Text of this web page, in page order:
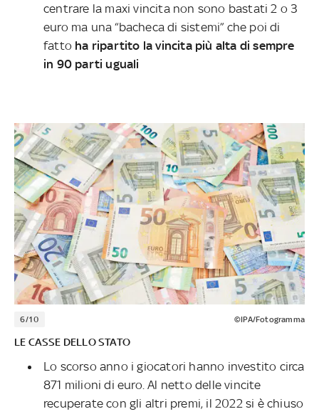
centrare la maxi vincita non sono bastati 2 o 3
euro ma una “bacheca di sistemi” che poi di
fatto ha ripartito la vincita più alta di sempre
in 90 parti uguali
6/10 ©IPA/Fotogramma
LE CASSE DELLO STATO
Lo scorso anno i giocatori hanno investito circa
871 milioni di euro. Al netto delle vincite
recuperate con gli altri premi, il 2022 si è chiuso